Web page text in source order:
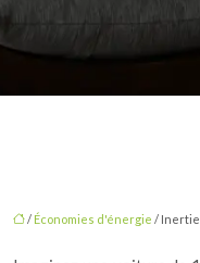
/ Économies d'énergie /